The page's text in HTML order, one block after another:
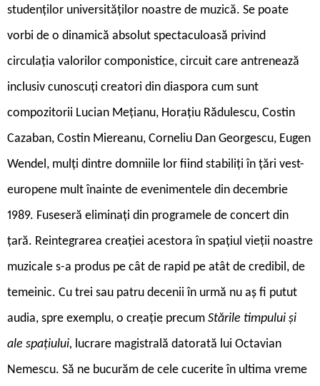
studenților universităților noastre de muzică. Se poate
vorbi de o dinamică absolut spectaculoasă privind
circulația valorilor componistice, circuit care antrenează
inclusiv cunoscuți creatori din diaspora cum sunt
compozitorii Lucian Mețianu, Horațiu Rădulescu, Costin
Cazaban, Costin Miereanu, Corneliu Dan Georgescu, Eugen
Wendel, mulți dintre domniile lor fiind stabiliți în țări vest-
europene mult înainte de evenimentele din decembrie
1989. Fuseseră eliminați din programele de concert din
țară. Reintegrarea creației acestora în spațiul vieții noastre
muzicale s-a produs pe cât de rapid pe atât de credibil, de
temeinic. Cu trei sau patru decenii în urmă nu aș fi putut
audia, spre exemplu, o creație precum Stările timpului și
ale spațiului, lucrare magistrală datorată lui Octavian
Nemescu. Să ne bucurăm de cele cucerite în ultima vreme